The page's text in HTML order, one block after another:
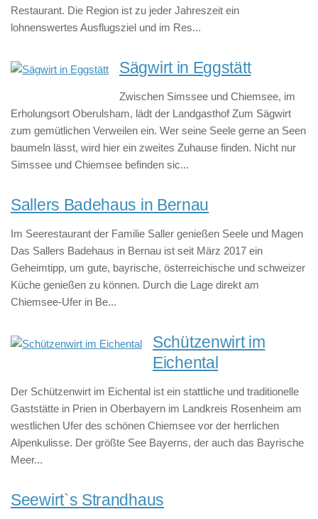
Restaurant. Die Region ist zu jeder Jahreszeit ein
lohnenswertes Ausflugsziel und im Res...
Sägwirt in Eggstätt
Zwischen Simssee und Chiemsee, im
Erholungsort Oberulsham, lädt der Landgasthof Zum Sägwirt
zum gemütlichen Verweilen ein. Wer seine Seele gerne an Seen
baumeln lässt, wird hier ein zweites Zuhause finden. Nicht nur
Simssee und Chiemsee befinden sic...
Sallers Badehaus in Bernau
Im Seerestaurant der Familie Saller genießen Seele und Magen
Das Sallers Badehaus in Bernau ist seit März 2017 ein
Geheimtipp, um gute, bayrische, österreichische und schweizer
Küche genießen zu können. Durch die Lage direkt am
Chiemsee-Ufer in Be...
Schützenwirt im
Eichental
Der Schützenwirt im Eichental ist ein stattliche und traditionelle
Gaststätte in Prien in Oberbayern im Landkreis Rosenheim am
westlichen Ufer des schönen Chiemsee vor der herrlichen
Alpenkulisse. Der größte See Bayerns, der auch das Bayrische
Meer...
Seewirt`s Strandhaus